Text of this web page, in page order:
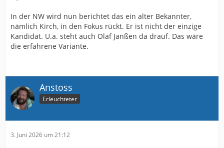
In der NW wird nun berichtet das ein alter Bekannter,
nämlich Kirch, in den Fokus rückt. Er ist nicht der einzige
Kandidat. U.a. steht auch Olaf Janßen da drauf. Das wäre
die erfahrene Variante.
Anstoss
Erleuchteter
3. Juni 2026 um 21:12